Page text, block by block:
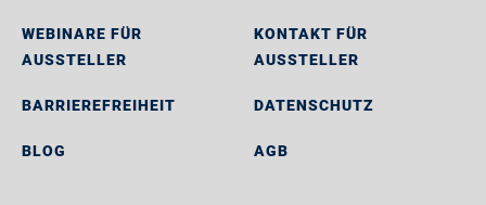
WEBINARE FÜR
AUSSTELLER
BARRIEREFREIHEIT
BLOG
KONTAKT FÜR
AUSSTELLER
DATENSCHUTZ
AGB